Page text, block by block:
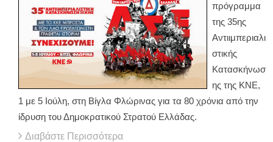
πρόγραμμα
της 35ης
Αντιιμπεριαλι
στικής
Κατασκήνωσ
ης της ΚΝΕ,
1 με 5 Ιούλη, στη Βίγλα Φλώρινας για τα 80 χρόνια από την
ίδρυση του Δημοκρατικού Στρατού Ελλάδας.
Διαβάστε Περισσότερα